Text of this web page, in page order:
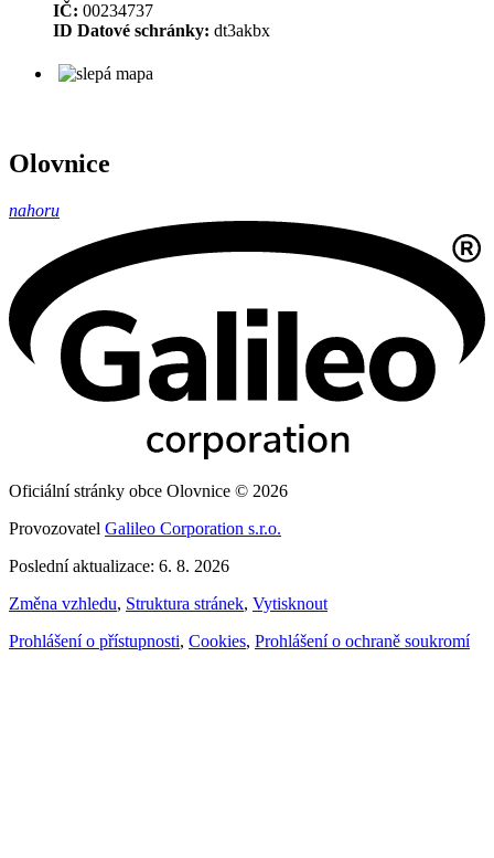
IČ: 00234737
ID Datové schránky: dt3akbx
Olovnice
nahoru
Oficiální stránky obce Olovnice © 2026
Provozovatel Galileo Corporation s.r.o.
Poslední aktualizace: 6. 8. 2026
Změna vzhledu, Struktura stránek, Vytisknout
Prohlášení o přístupnosti, Cookies, Prohlášení o ochraně soukromí